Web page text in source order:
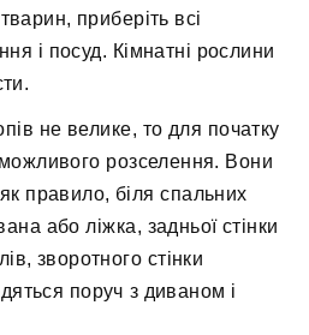
приберіть всі
і посуд. Кімнатні рослини
не велике, то для початку
можливого розселення. Вони
правило, біля спальних
або ліжка, задньої стінки
зворотного стінки
поруч з диваном і